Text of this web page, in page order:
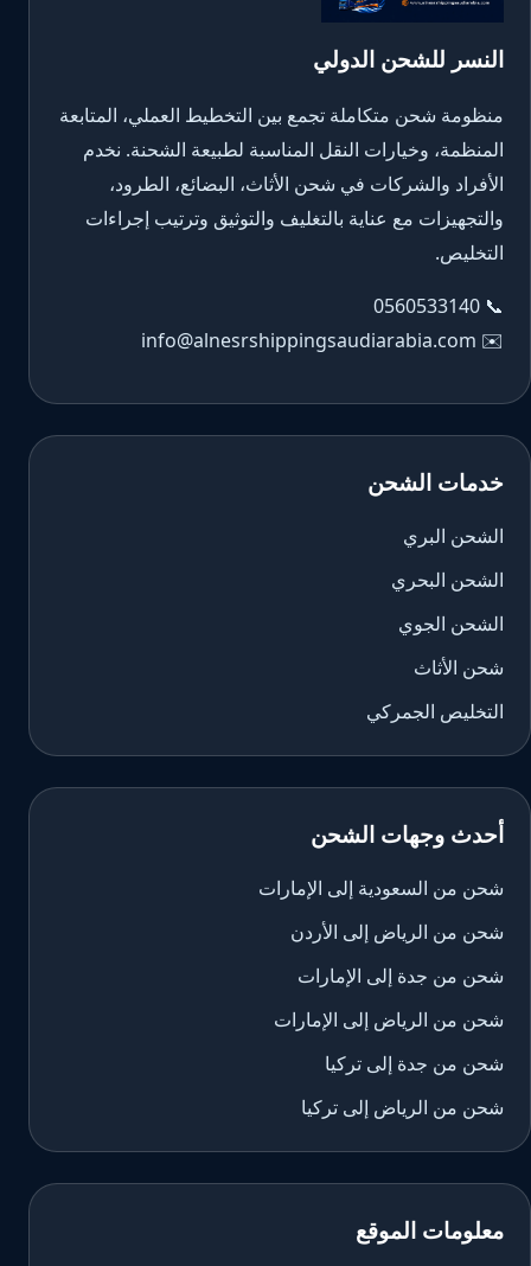
النسر للشحن الدولي
منظومة شحن متكاملة تجمع بين التخطيط العملي، المتابعة
المنظمة، وخيارات النقل المناسبة لطبيعة الشحنة. نخدم
الأفراد والشركات في شحن الأثاث، البضائع، الطرود،
والتجهيزات مع عناية بالتغليف والتوثيق وترتيب إجراءات
التخليص.
📞
0560533140
✉️
info@alnesrshippingsaudiarabia.com
خدمات الشحن
الشحن البري
الشحن البحري
الشحن الجوي
شحن الأثاث
التخليص الجمركي
أحدث وجهات الشحن
شحن من السعودية إلى الإمارات
شحن من الرياض إلى الأردن
شحن من جدة إلى الإمارات
شحن من الرياض إلى الإمارات
شحن من جدة إلى تركيا
شحن من الرياض إلى تركيا
معلومات الموقع